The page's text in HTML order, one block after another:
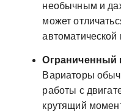
необычным и
может
автоматической
Ограниченный
Вариаторы
работы с
крутящий